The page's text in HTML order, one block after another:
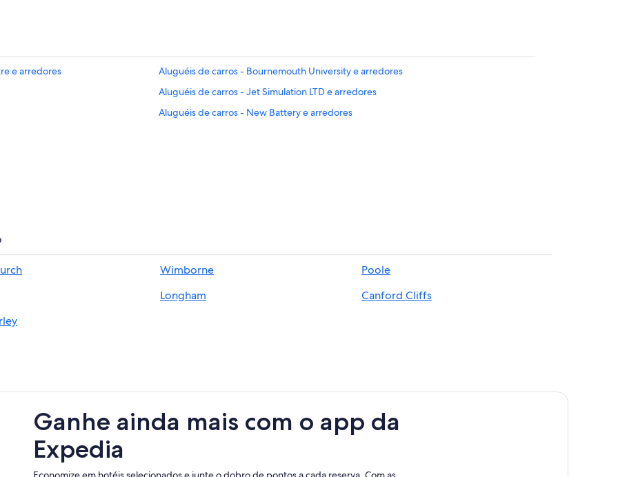
e arredores
Aluguéis de carros - Bournemouth University e arredores
Aluguéis de carros - Jet Simulation LTD e arredores
Aluguéis de carros - New Battery e arredores
Wimborne
Poole
Longham
Canford Cliffs
Ganhe ainda mais com o app da
Expedia